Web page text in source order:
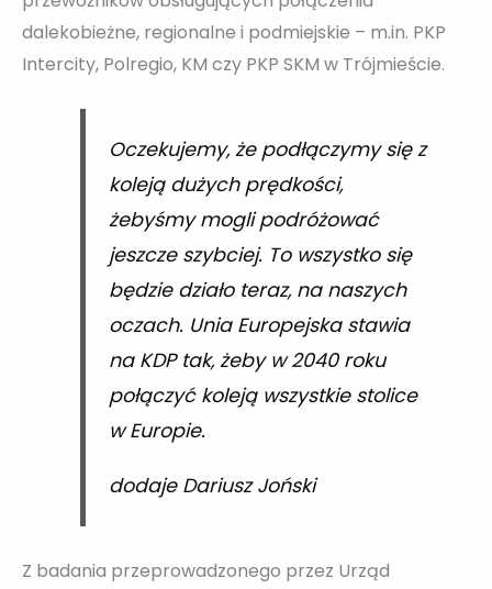
dalekobieżne, regionalne i podmiejskie – m.in. PKP
Intercity, Polregio, KM czy PKP SKM w Trójmieście.
Oczekujemy, że podłączymy się z
koleją dużych prędkości,
żebyśmy mogli podróżować
jeszcze szybciej. To wszystko się
będzie działo teraz, na naszych
oczach. Unia Europejska stawia
na KDP tak, żeby w 2040 roku
połączyć koleją wszystkie stolice
w Europie.
dodaje Dariusz Joński
Z badania przeprowadzonego przez Urząd